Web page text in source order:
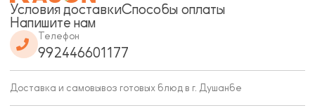
Условия доставкиСпособы оплаты
Напишите нам
Телефон
992446601177
Доставка и самовывоз готовых блюд в г. Душанбе